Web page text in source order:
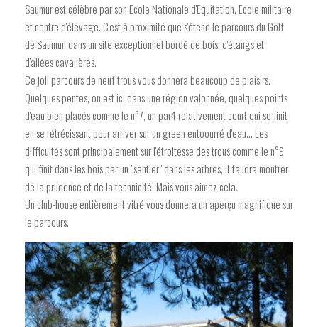
Saumur est célèbre par son Ecole Nationale d'Equitation, Ecole militaire
et centre d'élevage. C'est à proximité que s'étend le parcours du Golf
de Saumur, dans un site exceptionnel bordé de bois, d'étangs et
d'allées cavalières.
Ce joli parcours de neuf trous vous donnera beaucoup de plaisirs.
Quelques pentes, on est ici dans une région valonnée, quelques points
d'eau bien placés comme le n°7, un par4 relativement court qui se finit
en se rétrécissant pour arriver sur un green entoourré d'eau... Les
difficultés sont principalement sur l'étroitesse des trous comme le n°9
qui finit dans les bois par un "sentier" dans les arbres, il faudra montrer
de la prudence et de la technicité. Mais vous aimez cela.
Un club-house entièrement vitré vous donnera un aperçu magnifique sur
le parcours.